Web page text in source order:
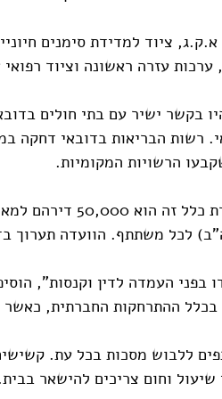
ציוד למדידת סימנים
ערכות עזרה ראשונה וציוד
בקשר ישיר עם בתי חולים
רשות הבריאות בדובאי דחקה
לכל משתתף. הוועדה תערוך
בפני העמדה לדין וקנסות",
ההתרחקות החברתית, כאשר
ללבוש מסכות בכל עת.
שיעול וחום צריכים להישאר